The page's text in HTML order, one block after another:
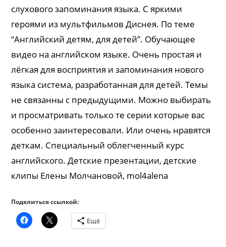
слухового запоминания языка. С яркими
героями из мультфильмов Диснея. По теме
“Английский детям, для детей”. Обучающее
видео на английском языке. Очень простая и
лёгкая для восприятия и запоминания нового
языка система, разработанная для детей. Темы
не связанны с предыдущими. Можно выбирать
и просматривать только те серии которые вас
особенно заинтересовали. Или очень нравятся
деткам. Специальный облегченный курс
английского. Детские презентации, детские
клипы Елены Молчановой, mol4alena
Поделиться ссылкой:
Ещё